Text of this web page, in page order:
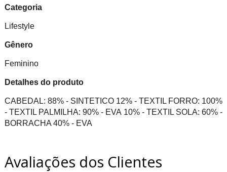
Categoria
Lifestyle
Gênero
Feminino
Detalhes do produto
CABEDAL: 88% - SINTETICO 12% - TEXTIL FORRO: 100%
- TEXTIL PALMILHA: 90% - EVA 10% - TEXTIL SOLA: 60% -
BORRACHA 40% - EVA
Avaliações dos Clientes